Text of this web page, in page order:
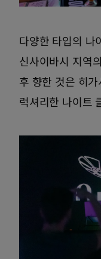
다양한 타입의 나
신사이바시 지역
후 향한 것은 히
럭셔리한 나이트